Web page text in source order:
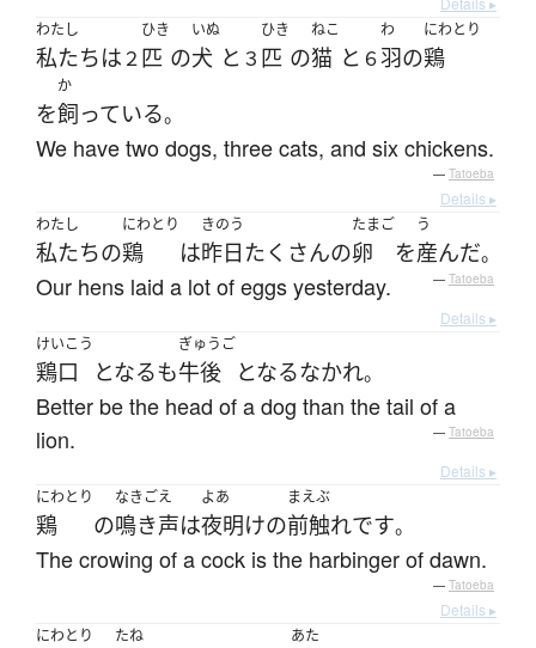
わたし
私たちは２
ひき
匹 の
いぬ
犬 と ３
ひき
匹 の
ねこ
猫 と ６
わ
羽の
にわとり
鶏
を
か
飼っている。
We have two dogs, three cats, and six chickens.
— Tatoeba
Details ▸
わたし
私たちの
にわとり
鶏 は
きのう
昨日たくさんの
たまご
卵 を
う
産んだ。
Our hens laid a lot of eggs yesterday. — Tatoeba
Details ▸
けいこう
鶏口 となるも
ぎゅうご
牛後 となるなかれ。
Better be the head of a dog than the tail of a
lion.
— Tatoeba
Details ▸
にわとり
鶏 の
なきごえ
鳴き声は
よあ
夜明けの
まえぶ
前触れです。
The crowing of a cock is the harbinger of dawn.
— Tatoeba
Details ▸
にわとり
たね あた